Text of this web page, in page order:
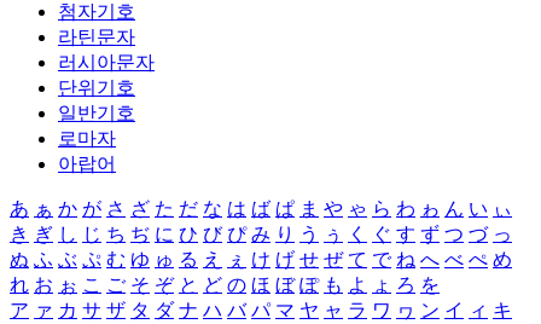
첨자기호
라틴문자
러시아문자
단위기호
일반기호
로마자
아랍어
あ ぁ か が さ ざ た だ な は ば ぱ ま や ゃ ら わ ゎ ん い ぃ
き ぎ し じ ち ぢ に ひ び ぴ み り う ぅ く ぐ す ず つ づ っ
ぬ ふ ぶ ぷ む ゆ ゅ る え ぇ け げ せ ぜ て で ね へ べ ぺ め
れ お ぉ こ ご そ ぞ と ど の ほ ぼ ぽ も よ ょ ろ を
ア ァ カ サ ザ タ ダ ナ ハ バ パ マ ヤ ャ ラ ワ ヮ ン イ ィ キ